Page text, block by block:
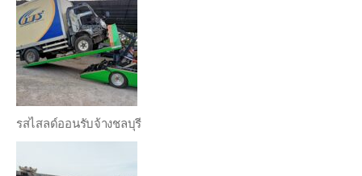
รสไสลด์ออนรับจ้างชลบุรี